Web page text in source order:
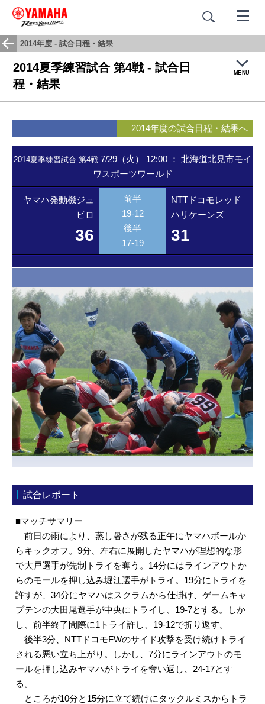
2014年度 - 試合日程・結果
2014夏季練習試合 第4戦 - 試合日
程・結果
MENU
試合結果・日程
応援歌：蒼き闘志
2014年度の試合日程・結果へ
2014夏季練習試合 第4戦 7/29（火） 12:00： 北海道北見市モイ
ワスポーツワールド
ヤマハ発動機ジュ
ビロ
36
前半
19-12
後半
17-19
31
NTTドコモレッド
ハリケーンズ
試合レポート
■マッチサマリー
前日の雨により、蒸し暑さが残る正午にヤマハボールか
らキックオフ。9分、左右に展開したヤマハが理想的な形
で大戸選手が先制トライを奪う。14分にはラインアウトか
らのモールを押し込み堀江選手がトライ。19分にトライを
許すが、34分にヤマハはスクラムから仕掛け、ゲームキャ
プテンの大田尾選手が中央にトライし、19-7とする。しか
し、前半終了間際に1トライ許し、19-12で折り返す。
後半3分、NTTドコモFWのサイド攻撃を受け続けトライ
される悪い立ち上がり。しかし、7分にラインアウトのモ
ールを押し込みヤマハがトライを奪い返し、24-17とす
る。
ところが10分と15分に立て続けにタックルミスからトラ